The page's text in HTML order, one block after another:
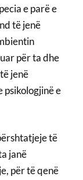
e parë e
të jenë
për ta dhe
jenë
psikologjinë e
të
janë
për të qenë